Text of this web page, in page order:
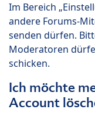
Im Bereich
andere Forums-
senden dürfen.
Moderatoren
schicken.
Ich möchte
Account